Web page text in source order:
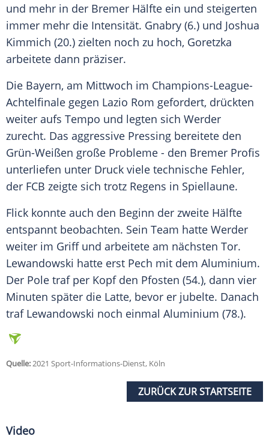
und mehr in der Bremer Hälfte ein und steigerten
immer mehr die Intensität. Gnabry (6.) und Joshua
Kimmich (20.) zielten noch zu hoch, Goretzka
arbeitete dann präziser.
Die Bayern, am Mittwoch im Champions-League-
Achtelfinale gegen Lazio Rom gefordert, drückten
weiter aufs Tempo und legten sich Werder
zurecht. Das aggressive Pressing bereitete den
Grün-Weißen große Probleme - den Bremer Profis
unterliefen unter Druck viele technische Fehler,
der FCB zeigte sich trotz Regens in Spiellaune.
Flick konnte auch den Beginn der zweite Hälfte
entspannt beobachten. Sein Team hatte Werder
weiter im Griff und arbeitete am nächsten Tor.
Lewandowski hatte erst Pech mit dem Aluminium.
Der Pole traf per Kopf den Pfosten (54.), dann vier
Minuten später die Latte, bevor er jubelte. Danach
traf Lewandowski noch einmal Aluminium (78.).
Quelle:2021 Sport-Informations-Dienst, Köln
ZURÜCK ZUR STARTSEITE
Video